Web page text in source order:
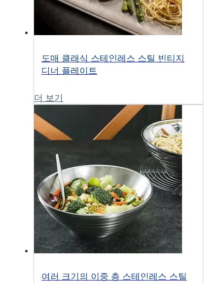
도매 클래식 스테인레스 스틸 빈티지
디너 플레이트
더 보기
여러 크기의 이중 층 스테인레스 스틸